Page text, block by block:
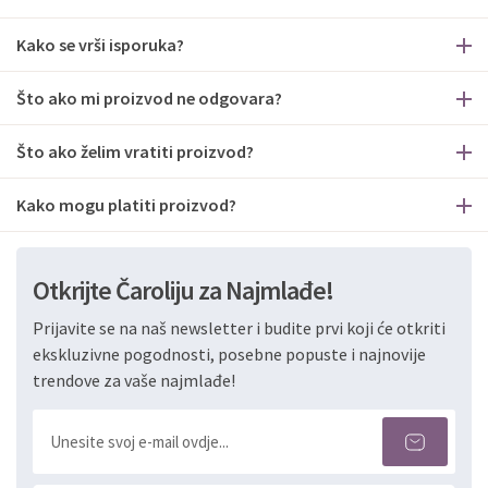
Kako se vrši isporuka?
Što ako mi proizvod ne odgovara?
Što ako želim vratiti proizvod?
Kako mogu platiti proizvod?
Otkrijte Čaroliju za Najmlađe!
Prijavite se na naš newsletter i budite prvi koji će otkriti
ekskluzivne pogodnosti, posebne popuste i najnovije
trendove za vaše najmlađe!